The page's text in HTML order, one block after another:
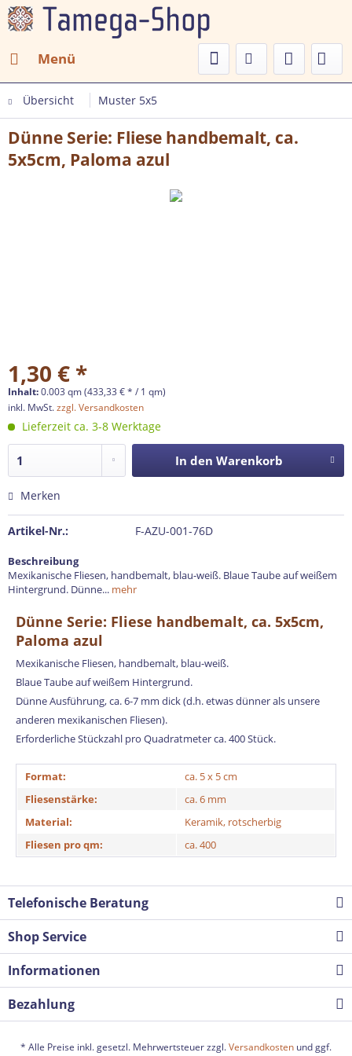
Menü
Übersicht Muster 5x5
Dünne Serie: Fliese handbemalt, ca.
5x5cm, Paloma azul
1,30 € *
Inhalt:0.003 qm (433,33 € * / 1 qm)
inkl. MwSt.zzgl. Versandkosten
Lieferzeit ca. 3-8 Werktage
In den Warenkorb
Merken
Artikel-Nr.: F-AZU-001-76D
Beschreibung
Mexikanische Fliesen, handbemalt, blau-weiß. Blaue Taube auf weißem
Hintergrund. Dünne... mehr
Dünne Serie: Fliese handbemalt, ca. 5x5cm,
Paloma azul
Mexikanische Fliesen, handbemalt, blau-weiß.
Blaue Taube auf weißem Hintergrund.
Dünne Ausführung, ca. 6-7 mm dick (d.h. etwas dünner als unsere
anderen mexikanischen Fliesen).
Erforderliche Stückzahl pro Quadratmeter ca. 400 Stück.
Format:
ca. 5 x 5 cm
Fliesenstärke:
ca. 6 mm
Material:
Keramik, rotscherbig
Fliesen pro qm:
ca. 400
Telefonische Beratung
Shop Service
Informationen
Bezahlung
* Alle Preise inkl. gesetzl. Mehrwertsteuer zzgl.Versandkosten und ggf.